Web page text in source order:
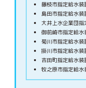
藤枝市指定給水
島田市指定給水
大井上水企業団
御前崎市指定給
菊川市指定給水
掛川市指定給水
吉田町指定給水
牧之原市指定給